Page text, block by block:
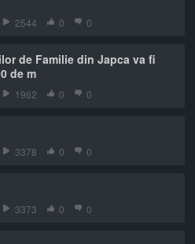
2544 0 0
de Familie din Japca va fi
de m
1962 0 0
3378 0 0
3373 0 0